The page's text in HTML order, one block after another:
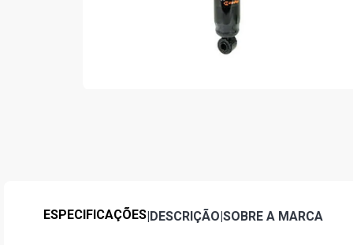
ESPECIFICAÇÕES|DESCRIÇÃO|SOBRE A MARCA